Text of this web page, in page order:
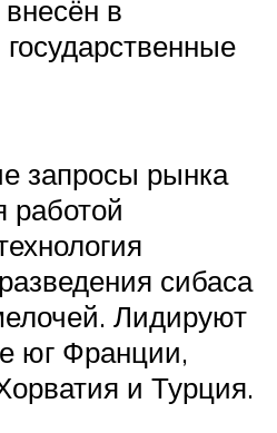
в
запросы рынка
работой
сибаса
Лидируют
юг Франции,
и Турция.